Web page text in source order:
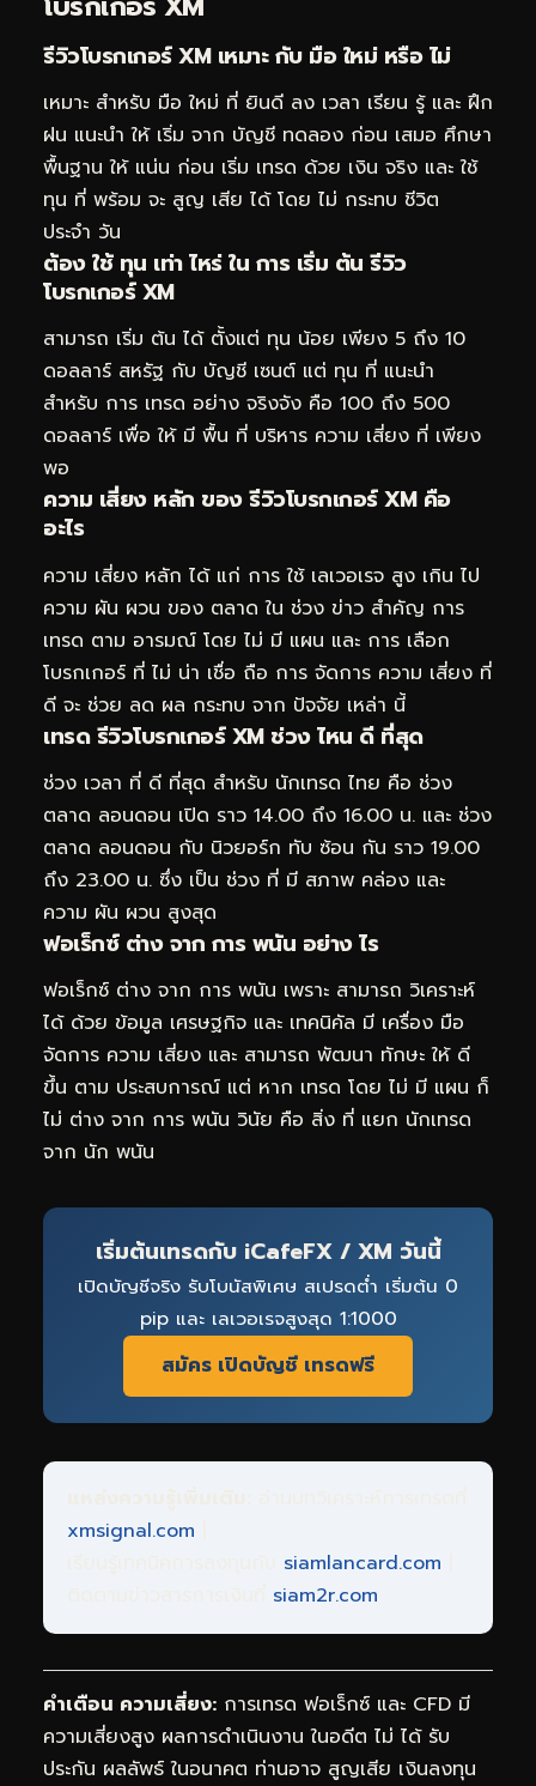
รีวิวโบรกเกอร์ XM เหมาะ กับ มือ ใหม่ หรือ ไม่
เหมาะ สำหรับ มือ ใหม่ ที่ ยินดี ลง เวลา เรียน รู้ และ ฝึก
ฝน แนะนำ ให้ เริ่ม จาก บัญชี ทดลอง ก่อน เสมอ ศึกษา
พื้นฐาน ให้ แน่น ก่อน เริ่ม เทรด ด้วย เงิน จริง และ ใช้
ทุน ที่ พร้อม จะ สูญ เสีย ได้ โดย ไม่ กระทบ ชีวิต
ประจำ วัน
ต้อง ใช้ ทุน เท่า ไหร่ ใน การ เริ่ม ต้น รีวิว
โบรกเกอร์ XM
สามารถ เริ่ม ต้น ได้ ตั้งแต่ ทุน น้อย เพียง 5 ถึง 10
ดอลลาร์ สหรัฐ กับ บัญชี เซนต์ แต่ ทุน ที่ แนะนำ
สำหรับ การ เทรด อย่าง จริงจัง คือ 100 ถึง 500
ดอลลาร์ เพื่อ ให้ มี พื้น ที่ บริหาร ความ เสี่ยง ที่ เพียง
พอ
ความ เสี่ยง หลัก ของ รีวิวโบรกเกอร์ XM คือ
อะไร
ความ เสี่ยง หลัก ได้ แก่ การ ใช้ เลเวอเรจ สูง เกิน ไป
ความ ผัน ผวน ของ ตลาด ใน ช่วง ข่าว สำคัญ การ
เทรด ตาม อารมณ์ โดย ไม่ มี แผน และ การ เลือก
โบรกเกอร์ ที่ ไม่ น่า เชื่อ ถือ การ จัดการ ความ เสี่ยง ที่
ดี จะ ช่วย ลด ผล กระทบ จาก ปัจจัย เหล่า นี้
เทรด รีวิวโบรกเกอร์ XM ช่วง ไหน ดี ที่สุด
ช่วง เวลา ที่ ดี ที่สุด สำหรับ นักเทรด ไทย คือ ช่วง
ตลาด ลอนดอน เปิด ราว 14.00 ถึง 16.00 น. และ ช่วง
ตลาด ลอนดอน กับ นิวยอร์ก ทับ ซ้อน กัน ราว 19.00
ถึง 23.00 น. ซึ่ง เป็น ช่วง ที่ มี สภาพ คล่อง และ
ความ ผัน ผวน สูงสุด
ฟอเร็กซ์ ต่าง จาก การ พนัน อย่าง ไร
ฟอเร็กซ์ ต่าง จาก การ พนัน เพราะ สามารถ วิเคราะห์
ได้ ด้วย ข้อมูล เศรษฐกิจ และ เทคนิคัล มี เครื่อง มือ
จัดการ ความ เสี่ยง และ สามารถ พัฒนา ทักษะ ให้ ดี
ขึ้น ตาม ประสบการณ์ แต่ หาก เทรด โดย ไม่ มี แผน ก็
ไม่ ต่าง จาก การ พนัน วินัย คือ สิ่ง ที่ แยก นักเทรด
จาก นัก พนัน
เริ่มต้นเทรดกับ iCafeFX/ XM วันนี้
เปิดบัญชีจริง รับโบนัสพิเศษ สเปรดต่ำ เริ่มต้น 0
pip และ เลเวอเรจสูงสุด 1:1000
สมัคร เปิดบัญชี เทรดฟรี
xmsignal.com
siamlancard.com
siam2r.com
คำเตือน ความเสี่ยง: การเทรด ฟอเร็กซ์ และ CFD มี
ความเสี่ยงสูง ผลการดำเนินงาน ในอดีต ไม่ ได้ รับ
ประกัน ผลลัพธ์ ในอนาคต ท่านอาจ สูญเสีย เงินลงทุน